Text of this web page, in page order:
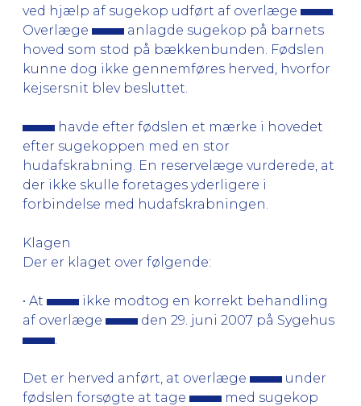
ved hjælp af sugekop udført af overlæge
Overlæge
anlagde sugekop på barnets
hoved som stod på bækkenbunden. Fødslen
kunne dog ikke gennemføres herved, hvorfor
kejsersnit blev besluttet.
havde efter fødslen et mærke i hovedet
efter sugekoppen med en stor
hudafskrabning. En reservelæge vurderede, at
der ikke skulle foretages yderligere i
forbindelse med hudafskrabningen.
Klagen
Der er klaget over følgende:
• At
ikke modtog en korrekt behandling
af overlæge
den 29. juni 2007 på Sygehus
Det er herved anført, at overlæge
under
fødslen forsøgte at tage
med sugekop